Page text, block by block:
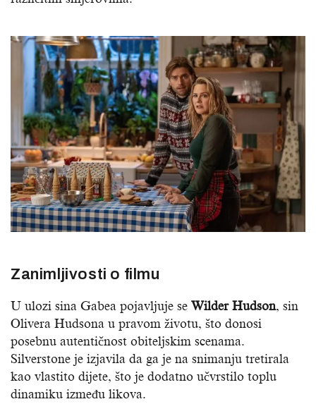
Zanimljivosti o filmu
U ulozi sina Gabea pojavljuje se Wilder Hudson, sin
Olivera Hudsona u pravom životu, što donosi
posebnu autentičnost obiteljskim scenama.
Silverstone je izjavila da ga je na snimanju tretirala
kao vlastito dijete, što je dodatno učvrstilo toplu
dinamiku između likova.